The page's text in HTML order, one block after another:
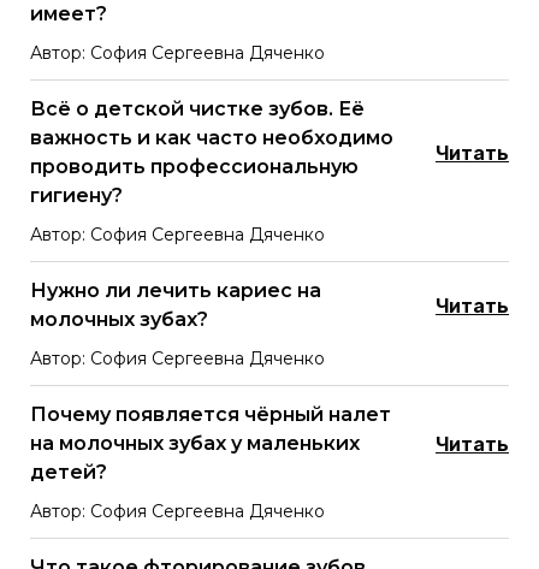
имеет?
Автор: София Сергеевна Дяченко
Всё о детской чистке зубов. Её
важность и как часто необходимо
проводить профессиональную
гигиену?
Читать
Автор: София Сергеевна Дяченко
Нужно ли лечить кариес на
молочных зубах?
Читать
Автор: София Сергеевна Дяченко
Почему появляется чёрный налет
на молочных зубах у маленьких
детей?
Читать
Автор: София Сергеевна Дяченко